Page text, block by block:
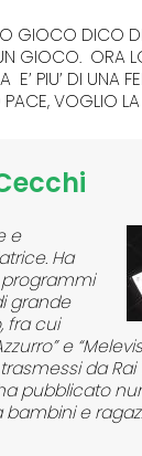
GIOCO DICO
GIOCO. ORA
E’ PIU’ DI UNA
VOGLIO LA
e
Ha
programmi
grande
fra cui
e
da Rai
pubblicato
e